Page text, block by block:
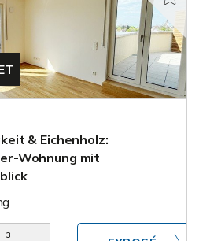
& Eichenholz:
Wohnung mit
3